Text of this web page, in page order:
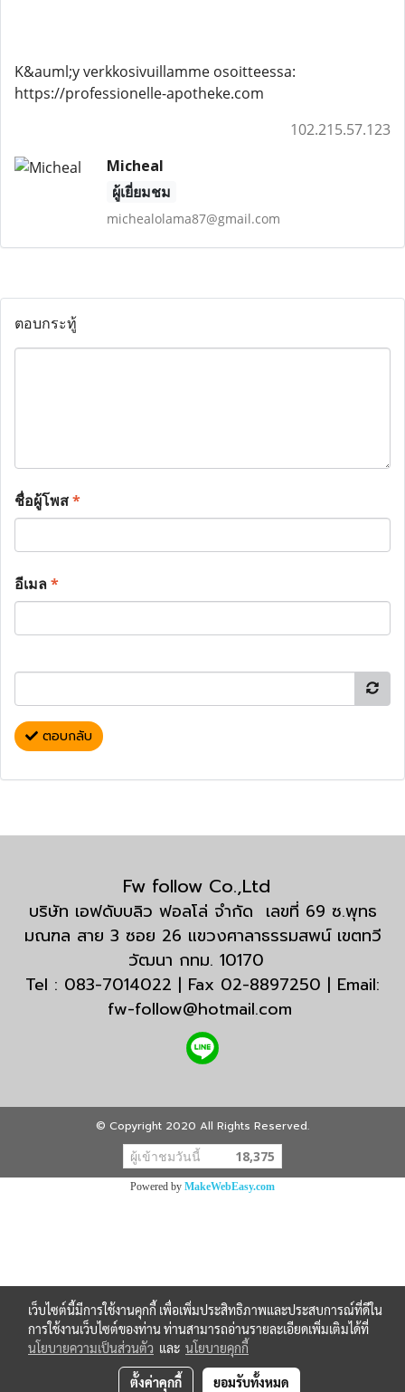
K&auml;y verkkosivuillamme osoitteessa:
https://professionelle-apotheke.com
102.215.57.123
Micheal
ผู้เยี่ยมชม
michealolama87@gmail.com
ตอบกระทู้
ชื่อผู้โพส*
อีเมล*
ตอบกลับ
Fw follow Co.,Ltd
บริษัท เอฟดับบลิว ฟอลโล่ จำกัด เลขที่ 69 ซ.พุทธ
มณฑล สาย 3 ซอย 26 แขวงศาลาธรรมสพน์ เขตทวี
วัฒนา กทม. 10170
Tel : 083-7014022 | Fax 02-8897250 | Email:
fw-follow@hotmail.com
© Copyright 2020 All Rights Reserved.
ผู้เข้าชมวันนี้ 18,375
Powered by MakeWebEasy.com
เว็บไซต์นี้มีการใช้งานคุกกี้ เพื่อเพิ่มประสิทธิภาพและประสบการณ์ที่ดีใน
การใช้งานเว็บไซต์ของท่าน ท่านสามารถอ่านรายละเอียดเพิ่มเติมได้ที่
นโยบายความเป็นส่วนตัว และ นโยบายคุกกี้
ตั้งค่าคุกกี้ ยอมรับทั้งหมด